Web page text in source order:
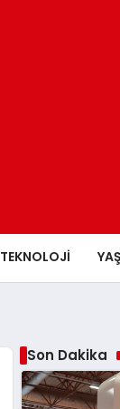
TEKNOLOJI
Son Dakika